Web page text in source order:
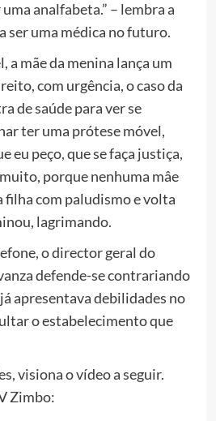
analfabeta.” – lembra a
ser uma médica no futuro.
a mãe da menina lança um
com urgência, o caso da
de saúde para ver se
ter uma prótese móvel,
eu peço, que se faça justiça,
porque nenhuma mâe
filha com paludismo e volta
lagrimando.
o director geral do
defende-se contrariando
apresentava debilidades no
o estabelecimento que
visiona o vídeo a seguir.
Zimbo: